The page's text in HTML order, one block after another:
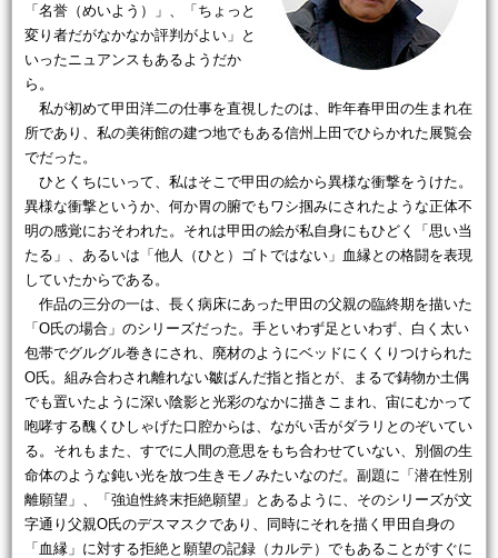
「名誉（めいよう）」、「ちょっと
変り者だがなかなか評判がよい」と
いったニュアンスもあるようだか
ら。
私が初めて甲田洋二の仕事を直視したのは、昨年春甲田の生まれ在
所であり、私の美術館の建つ地でもある信州上田でひらかれた展覧会
でだった。
ひとくちにいって、私はそこで甲田の絵から異様な衝撃をうけた。
異様な衝撃というか、何か胃の腑でもワシ掴みにされたような正体不
明の感覚におそわれた。それは甲田の絵が私自身にもひどく「思い当
たる」、あるいは「他人（ひと）ゴトではない」血縁との格闘を表現
していたからである。
作品の三分の一は、長く病床にあった甲田の父親の臨終期を描いた
「O氏の場合」のシリーズだった。手といわず足といわず、白く太い
包帯でグルグル巻きにされ、廃材のようにベッドにくくりつけられた
O氏。組み合わされ離れない皺ばんだ指と指とが、まるで鋳物か土偶
でも置いたように深い陰影と光彩のなかに描きこまれ、宙にむかって
咆哮する醜くひしゃげた口腔からは、ながい舌がダラリとのぞいてい
る。それもまた、すでに人間の意思をもち合わせていない、別個の生
命体のような鈍い光を放つ生きモノみたいなのだ。副題に「潜在性別
離願望」、「強迫性終末拒絶願望」とあるように、そのシリーズが文
字通り父親O氏のデスマスクであり、同時にそれを描く甲田自身の
「血縁」に対する拒絶と願望の記録（カルテ）でもあることがすぐに